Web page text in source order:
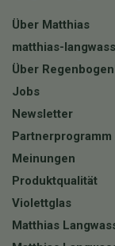
Über Matthias
matthias-
Über
Jobs
Newsletter
Partnerprogramm
Meinungen
Produktqualität
Violettglas
Matthias